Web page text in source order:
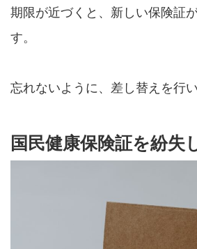
期限が近づくと、新しい保険証
す。
忘れないように、差し替えを行い
国民健康保険証を紛失